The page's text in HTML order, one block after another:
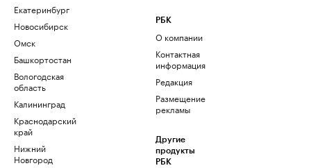
Екатеринбург
Новосибирск
Омск
Башкортостан
Вологодская
область
Калининград
Краснодарский
край
Нижний
Новгород
РБК
О компании
Контактная
информация
Редакция
Размещение
рекламы
Другие
продукты
РБК